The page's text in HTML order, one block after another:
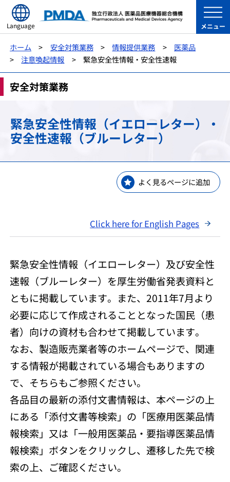
Language メニュー
ホーム 安全対策業務 情報提供業務
医薬品
注意喚起情報
緊急安全性情報・安全性速報
安全対策業務
緊急安全性情報（イエローレター）・
安全性速報（ブルーレター）
よく見るページに追加
Click here for English Pages
緊急安全性情報（イエローレター）及び安全性
速報（ブルーレター）を厚生労働省発表資料と
ともに掲載しています。また、2011年7月より
必要に応じて作成されることとなった国民（患
者）向けの資材も合わせて掲載しています。
なお、製造販売業者等のホームページで、関連
する情報が掲載されている場合もありますの
で、そちらもご参照ください。
各品目の最新の添付文書情報は、本ページの上
にある「添付文書等検索」の「医療用医薬品情
報検索」又は「一般用医薬品・要指導医薬品情
報検索」ボタンをクリックし、遷移した先で検
索の上、ご確認ください。